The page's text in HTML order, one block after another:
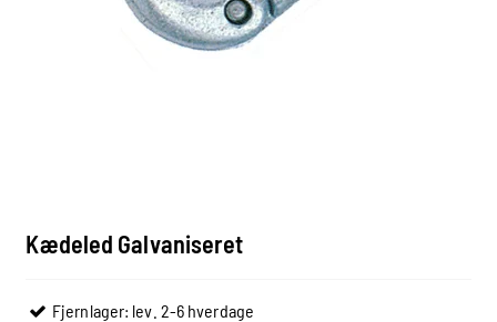
Kædeled Galvaniseret
Fjernlager: lev. 2-6 hverdage